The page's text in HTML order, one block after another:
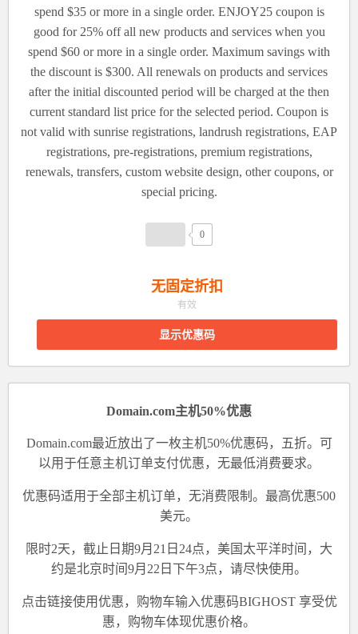
spend $35 or more in a single order. ENJOY25 coupon is
good for 25% off all new products and services when you
spend $60 or more in a single order. Maximum savings with
the discount is $300. All renewals on products and services
after the initial discounted period will be charged at the then
current standard list price for the selected period. Coupon is
not valid with sunrise registrations, landrush registrations, EAP
registrations, pre-registrations, premium registrations,
renewals, transfers, custom website design, other coupons, or
special pricing.
0
无固定折扣
有效
显示优惠码
Domain.com主机50%优惠
Domain.com最近放出了一枚主机50%优惠码，五折。可
以用于任意主机订单支付优惠，无最低消费要求。
优惠码适用于全部主机订单，无消费限制。最高优惠500
美元。
限时2天，截止日期9月21日24点，美国太平洋时间，大
约是北京时间9月22日下午3点，请尽快使用。
点击链接使用优惠，购物车输入优惠码BIGHOST 享受优
惠，购物车体现优惠价格。